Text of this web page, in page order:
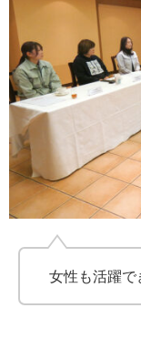
女性も活躍で